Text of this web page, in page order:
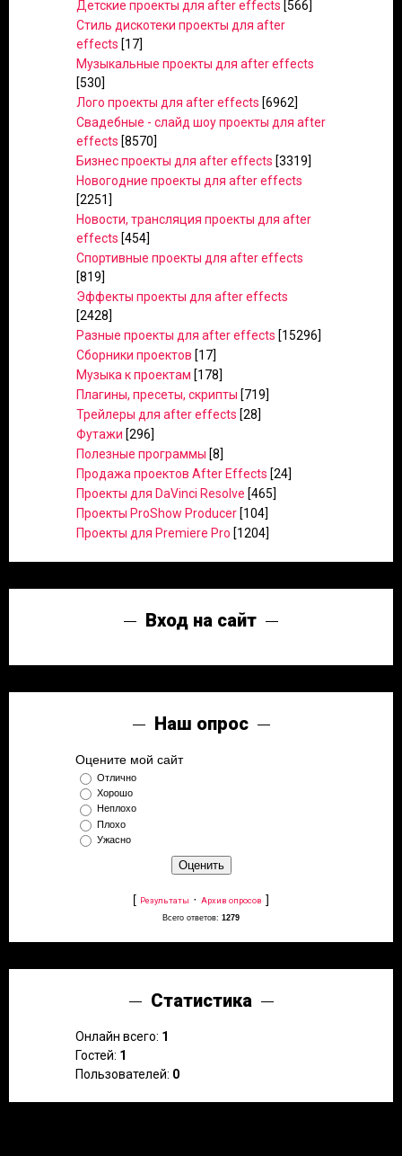
Детские проекты для after effects [566]
Стиль дискотеки проекты для after
effects [17]
Музыкальные проекты для after effects
[530]
Лого проекты для after effects [6962]
Свадебные - слайд шоу проекты для after
effects [8570]
Бизнес проекты для after effects [3319]
Новогодние проекты для after effects
[2251]
Новости, трансляция проекты для after
effects [454]
Спортивные проекты для after effects
[819]
Эффекты проекты для after effects
[2428]
Разные проекты для after effects [15296]
Сборники проектов [17]
Музыка к проектам [178]
Плагины, пресеты, скрипты [719]
Трейлеры для after effects [28]
Футажи [296]
Полезные программы [8]
Продажа проектов After Effects [24]
Проекты для DaVinci Resolve [465]
Проекты ProShow Producer [104]
Проекты для Premiere Pro [1204]
Вход на сайт
Наш опрос
Оцените мой сайт
Отлично
Хорошо
Неплохо
Плохо
Ужасно
[ Результаты · Архив опросов ]
Всего ответов: 1279
Статистика
Онлайн всего: 1
Гостей: 1
Пользователей: 0